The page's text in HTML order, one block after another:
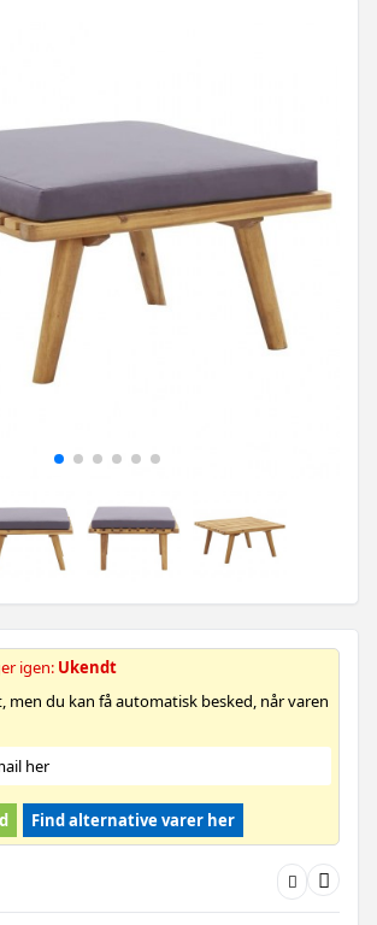
igen: Ukendt
men du kan få automatisk besked, når varen
Find alternative varer her